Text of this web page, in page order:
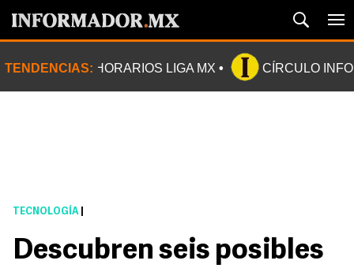
TENDENCIAS: HORARIOS LIGA MX CÍRCULO
TECNOLOGÍA
Descubren seis posibles